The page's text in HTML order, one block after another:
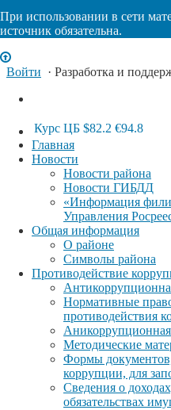
При использовании в сети
источник обязательна.
Войти · Разработка и
Курс ЦБ $82.2 €94.8
Главная
Новости
Новости района
Новости ГИБДД
«Информация
Управления
Общая информация
О районе
Символы района
Противодействие
Нормативные
противодействия
Аникоррупционная
Методические
Формы
коррупции, для
Сведения о
обязательствах